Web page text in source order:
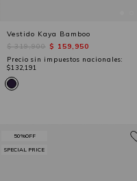
Vestido Kaya Bamboo
$ 319,900 $ 159,950
Precio sin impuestos nacionales:
$132,191
50%OFF
SPECIAL PRICE